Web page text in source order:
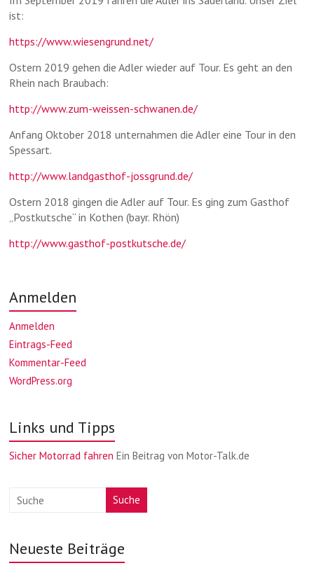
ist:
https://www.wiesengrund.net/
Ostern 2019 gehen die Adler wieder auf Tour. Es geht an den
Rhein nach Braubach:
http://www.zum-weissen-schwanen.de/
Anfang Oktober 2018 unternahmen die Adler eine Tour in den
Spessart.
http://www.landgasthof-jossgrund.de/
Ostern 2018 gingen die Adler auf Tour. Es ging zum Gasthof
„Postkutsche“ in Kothen (bayr. Rhön)
http://www.gasthof-postkutsche.de/
Anmelden
Anmelden
Eintrags-Feed
Kommentar-Feed
WordPress.org
Links und Tipps
Sicher Motorrad fahren Ein Beitrag von Motor-Talk.de
Suche
Neueste Beiträge